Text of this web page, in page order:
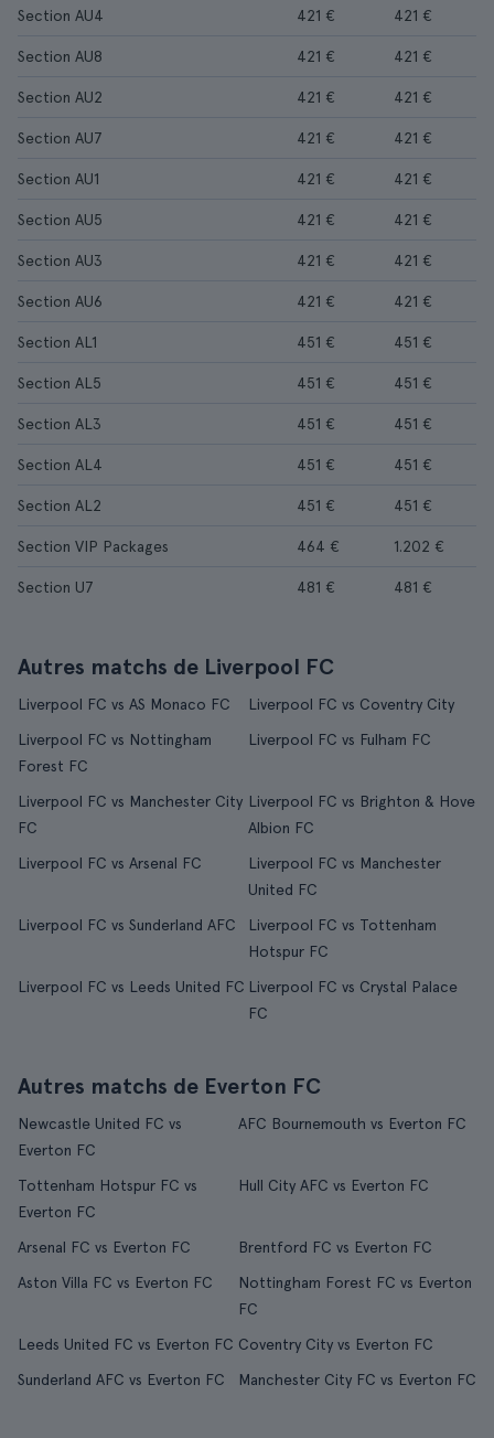
Section AU4 421 € 421 €
Section AU8 421 € 421 €
Section AU2 421 € 421 €
Section AU7 421 € 421 €
Section AU1 421 € 421 €
Section AU5 421 € 421 €
Section AU3 421 € 421 €
Section AU6 421 € 421 €
Section AL1 451 € 451 €
Section AL5 451 € 451 €
Section AL3 451 € 451 €
Section AL4 451 € 451 €
Section AL2 451 € 451 €
Section VIP Packages 464 € 1.202 €
Section U7 481 € 481 €
Autres matchs de Liverpool FC
Liverpool FC vs AS Monaco FC
Liverpool FC vs Coventry City
Liverpool FC vs Nottingham
Forest FC
Liverpool FC vs Fulham FC
Liverpool FC vs Manchester City
FC
Liverpool FC vs Brighton & Hove
Albion FC
Liverpool FC vs Arsenal FC
Liverpool FC vs Manchester
United FC
Liverpool FC vs Sunderland AFC
Liverpool FC vs Tottenham
Hotspur FC
Liverpool FC vs Leeds United FC Liverpool FC vs Crystal Palace
FC
Autres matchs de Everton FC
Newcastle United FC vs
Everton FC
AFC Bournemouth vs Everton FC
Tottenham Hotspur FC vs
Everton FC
Hull City AFC vs Everton FC
Arsenal FC vs Everton FC
Brentford FC vs Everton FC
Aston Villa FC vs Everton FC
Nottingham Forest FC vs Everton
FC
Leeds United FC vs Everton FC Coventry City vs Everton FC
Sunderland AFC vs Everton FC
Manchester City FC vs Everton FC